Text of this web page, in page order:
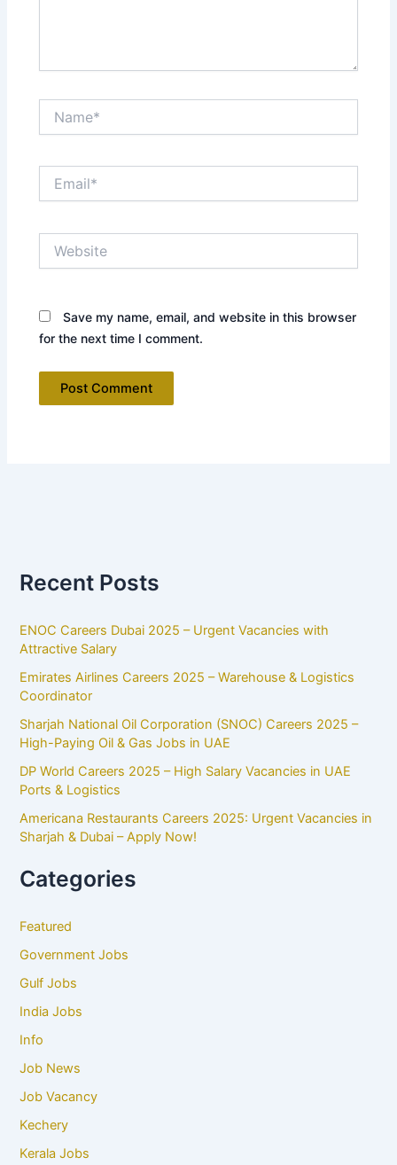
Save my name, email, and website in this browser
for the next time I comment.
Recent Posts
ENOC Careers Dubai 2025 – Urgent Vacancies with
Attractive Salary
Emirates Airlines Careers 2025 – Warehouse & Logistics
Coordinator
Sharjah National Oil Corporation (SNOC) Careers 2025 –
High-Paying Oil & Gas Jobs in UAE
DP World Careers 2025 – High Salary Vacancies in UAE
Ports & Logistics
Americana Restaurants Careers 2025: Urgent Vacancies in
Sharjah & Dubai – Apply Now!
Categories
Featured
Government Jobs
Gulf Jobs
India Jobs
Info
Job News
Job Vacancy
Kechery
Kerala Jobs